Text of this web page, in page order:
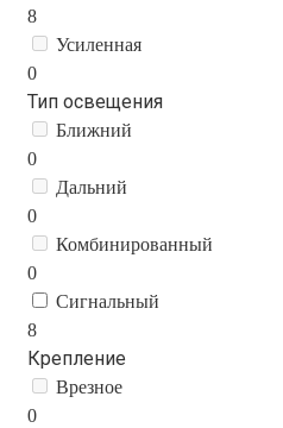
8
Усиленная
0
Тип освещения
Ближний
0
Дальний
0
Комбинированный
0
Сигнальный
8
Крепление
Врезное
0